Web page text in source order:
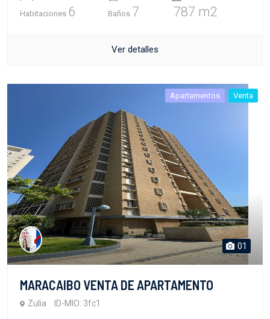
Habitaciones 6 Baños 7 787 m2
Ver detalles
Apartamentos Venta
01
MARACAIBO VENTA DE APARTAMENTO
Zulia ID-MIO: 3fc1